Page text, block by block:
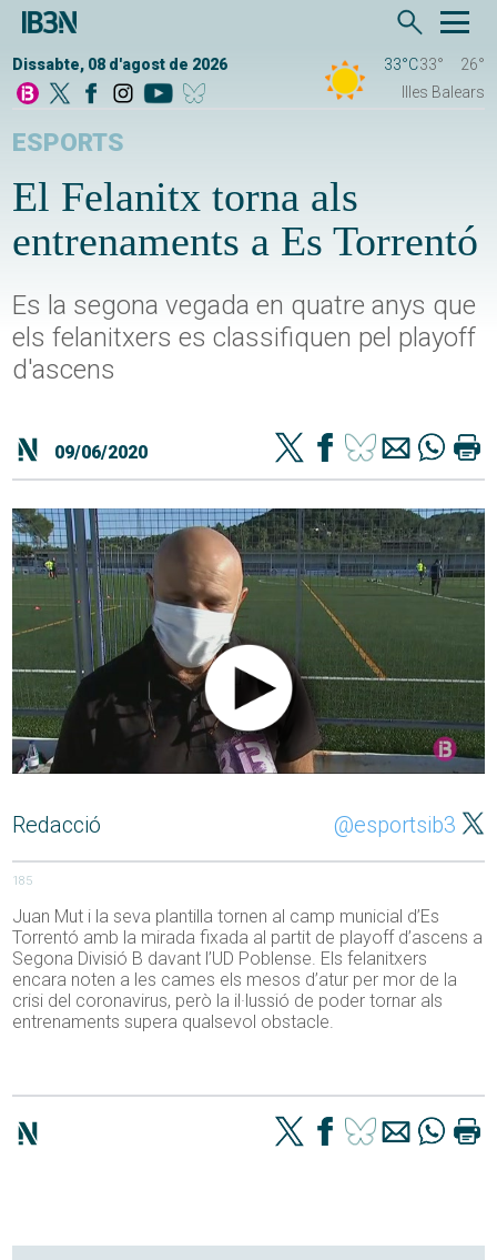
Dissabte, 08 d'agost de 2026 33°C33°
26°
Illes Balears
ESPORTS
El Felanitx torna als
entrenaments a Es Torrentó
Es la segona vegada en quatre anys que
els felanitxers es classifiquen pel playoff
d'ascens
09/06/2020
Redacció @esportsib3
185
Juan Mut i la seva plantilla tornen al camp municial d’Es
Torrentó amb la mirada fixada al partit de playoff d’ascens a
Segona Divisió B davant l’UD Poblense. Els felanitxers
encara noten a les cames els mesos d’atur per mor de la
crisi del coronavirus, però la il·lussió de poder tornar als
entrenaments supera qualsevol obstacle.